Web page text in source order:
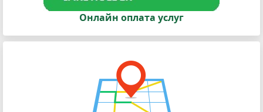
Онлайн оплата услуг